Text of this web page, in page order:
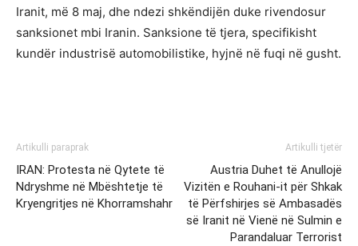
Iranit, më 8 maj, dhe ndezi shkëndijën duke rivendosur
sanksionet mbi Iranin. Sanksione të tjera, specifikisht
kundër industrisë automobilistike, hyjnë në fuqi në gusht.
Artikulli paraprak
IRAN: Protesta në Qytete të
Ndryshme në Mbështetje të
Kryengritjes në Khorramshahr
Artikulli tjetër
Austria Duhet të Anullojë
Vizitën e Rouhani-it për Shkak
të Përfshirjes së Ambasadës
së Iranit në Vienë në Sulmin e
Parandaluar Terrorist